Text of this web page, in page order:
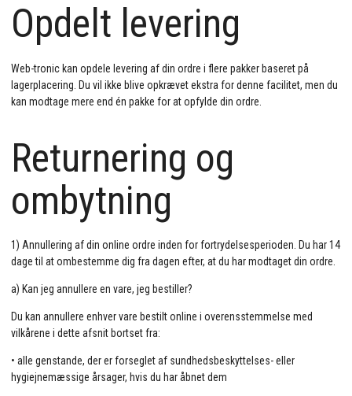
Opdelt levering
Web-tronic kan opdele levering af din ordre i flere pakker baseret på
lagerplacering. Du vil ikke blive opkrævet ekstra for denne facilitet, men du
kan modtage mere end én pakke for at opfylde din ordre.
Returnering og
ombytning
1) Annullering af din online ordre inden for fortrydelsesperioden. Du har 14
dage til at ombestemme dig fra dagen efter, at du har modtaget din ordre.
a) Kan jeg annullere en vare, jeg bestiller?
Du kan annullere enhver vare bestilt online i overensstemmelse med
vilkårene i dette afsnit bortset fra:
• alle genstande, der er forseglet af sundhedsbeskyttelses- eller
hygiejnemæssige årsager, hvis du har åbnet dem